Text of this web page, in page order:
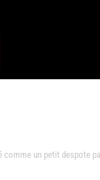
comme un petit despote